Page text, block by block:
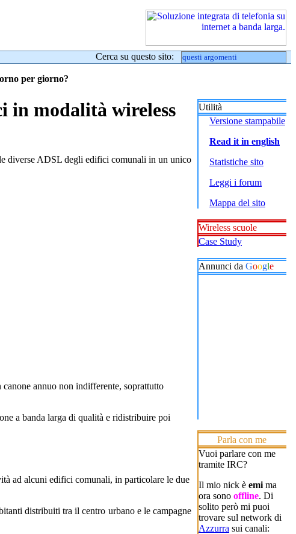
Cerca su questo sito:
per giorno?
in modalità wireless
diverse ADSL degli edifici comunali in un unico
annuo non indifferente, soprattutto
a banda larga di qualità e ridistribuire poi
ad alcuni edifici comunali, in particolare le due
distribuiti tra il centro urbano e le campagne
Utilità
Versione stampabile
Read it in english
Statistiche sito
Leggi i forum
Mappa del sito
Wireless scuole
Case Study
Annunci da Google
Parla con me
Vuoi parlare con me
tramite IRC?
Il mio nick è emi ma
ora sono offline. Di
solito però mi puoi
trovare sul network di
Azzurra sui canali: